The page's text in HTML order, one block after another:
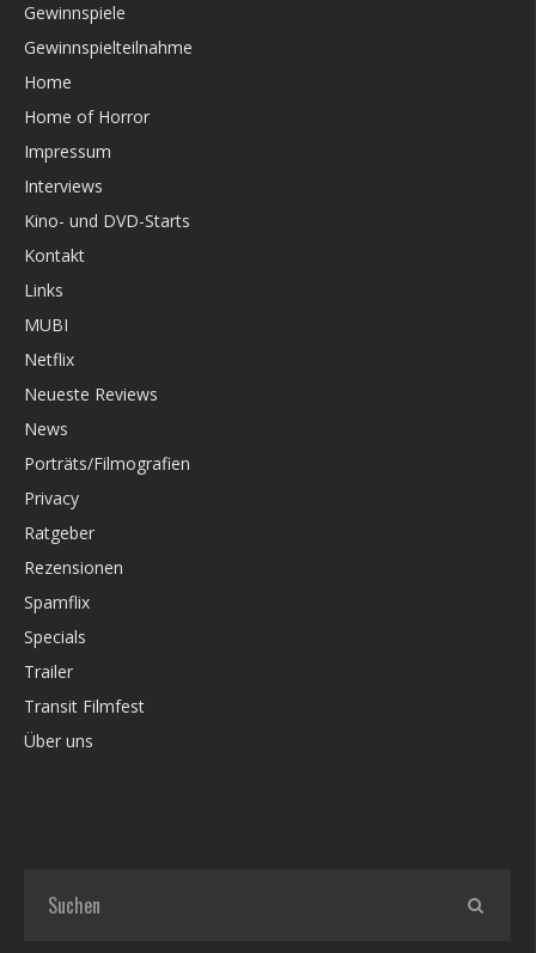
Gewinnspiele
Gewinnspielteilnahme
Home
Home of Horror
Impressum
Interviews
Kino- und DVD-Starts
Kontakt
Links
MUBI
Netflix
Neueste Reviews
News
Porträts/Filmografien
Privacy
Ratgeber
Rezensionen
Spamflix
Specials
Trailer
Transit Filmfest
Über uns